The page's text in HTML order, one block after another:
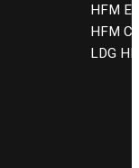
HFM
HFM
LDG